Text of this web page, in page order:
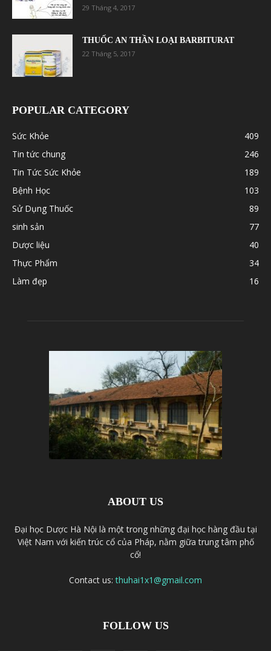
29 Tháng 4, 2017
THUỐC AN THẦN LOẠI BARBITURAT
22 Tháng 5, 2017
POPULAR CATEGORY
Sức Khỏe
409
Tin tức chung
246
Tin Tức Sức Khỏe
189
Bệnh Học
103
Sử Dụng Thuốc
89
sinh sản
77
Dược liệu
40
Thực Phẩm
34
Làm đẹp
16
ABOUT US
Đại học Dược Hà Nội là một trong những đại học hàng đầu tại
Việt Nam với kiến trúc cổ của Pháp, nằm giữa trung tâm phố
cổ!
Contact us:thuhai1x1@gmail.com
FOLLOW US